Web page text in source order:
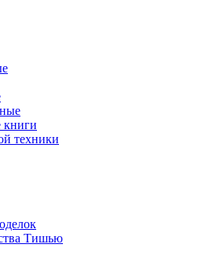
книги
техники
Тишью